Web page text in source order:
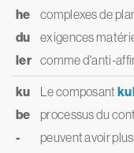
he
du
ler
complexes de
exigences
comme d'anti-
ku
be
-
Le composant
processus du
peuvent avoir